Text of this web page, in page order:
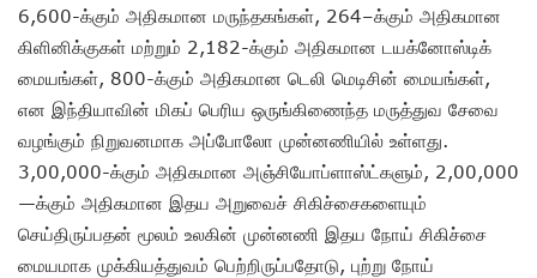
6,600-க்கும் அதிகமான மருந்தகங்கள், 264–க்கும் அதிகமான
கிளினிக்குகள் மற்றும் 2,182-க்கும் அதிகமான டயக்னோஸ்டிக்
மையங்கள், 800-க்கும் அதிகமான டெலி மெடிசின் மையங்கள்,
என இந்தியாவின் மிகப் பெரிய ஒருங்கிணைந்த மருத்துவ சேவை
வழங்கும் நிறுவனமாக அப்போலோ முன்னணியில் உள்ளது.
3,00,000-க்கும் அதிகமான அஞ்சியோப்ளாஸ்ட்களும், 2,00,000
—க்கும் அதிகமான இதய அறுவைச் சிகிச்சைகளையும்
செய்திருப்பதன் மூலம் உலகின் முன்னணி இதய நோய் சிகிச்சை
மையமாக முக்கியத்துவம் பெற்றிருப்பதோடு, புற்று நோய்